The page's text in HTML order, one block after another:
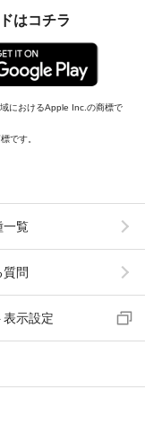
はコチラ
におけるApple Inc.の商標で
です。
一覧
質問
表示設定